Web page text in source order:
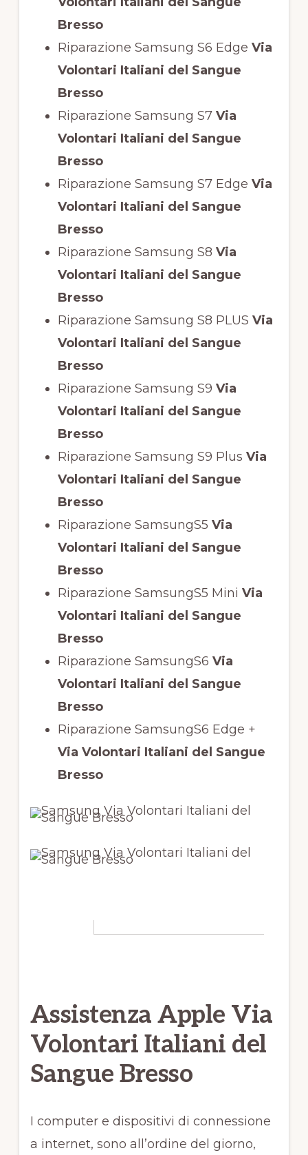
Bresso
Riparazione Samsung S6 Edge Via
Volontari Italiani del Sangue
Bresso
Riparazione Samsung S7Via
Volontari Italiani del Sangue
Bresso
Riparazione Samsung S7 Edge Via
Volontari Italiani del Sangue
Bresso
Riparazione Samsung S8 Via
Volontari Italiani del Sangue
Bresso
Riparazione Samsung S8 PLUS Via
Volontari Italiani del Sangue
Bresso
Riparazione Samsung S9 Via
Volontari Italiani del Sangue
Bresso
Riparazione Samsung S9 Plus Via
Volontari Italiani del Sangue
Bresso
Riparazione SamsungS5 Via
Volontari Italiani del Sangue
Bresso
Riparazione SamsungS5 Mini Via
Volontari Italiani del Sangue
Bresso
Riparazione SamsungS6 Via
Volontari Italiani del Sangue
Bresso
Riparazione SamsungS6 Edge +
Via Volontari Italiani del Sangue
Bresso
Assistenza Apple Via
Volontari Italiani del
Sangue Bresso
I computer e dispositivi di connessione
a internet, sono all’ordine del giorno,